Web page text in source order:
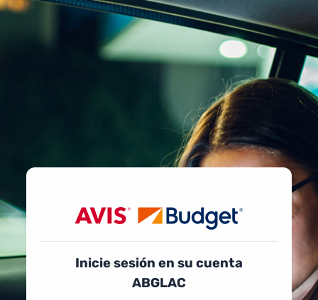
Inicie sesión en su cuenta
ABGLAC